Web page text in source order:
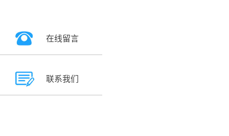
在线留言
联系我们